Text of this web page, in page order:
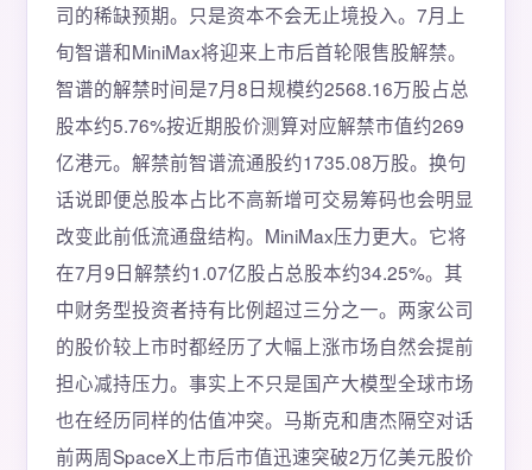
司的稀缺预期。只是资本不会无止境投入。7月上
旬智谱和MiniMax将迎来上市后首轮限售股解禁。
智谱的解禁时间是7月8日规模约2568.16万股占总
股本约5.76%按近期股价测算对应解禁市值约269
亿港元。解禁前智谱流通股约1735.08万股。换句
话说即便总股本占比不高新增可交易筹码也会明显
改变此前低流通盘结构。MiniMax压力更大。它将
在7月9日解禁约1.07亿股占总股本约34.25%。其
中财务型投资者持有比例超过三分之一。两家公司
的股价较上市时都经历了大幅上涨市场自然会提前
担心减持压力。事实上不只是国产大模型全球市场
也在经历同样的估值冲突。马斯克和唐杰隔空对话
前两周SpaceX上市后市值迅速突破2万亿美元股价